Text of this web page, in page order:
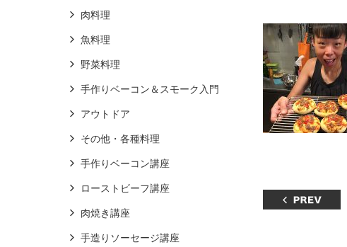
肉料理
魚料理
野菜料理
手作りベーコン＆スモーク入門
アウトドア
その他・各種料理
手作りベーコン講座
ローストビーフ講座
肉焼き講座
手造りソーセージ講座